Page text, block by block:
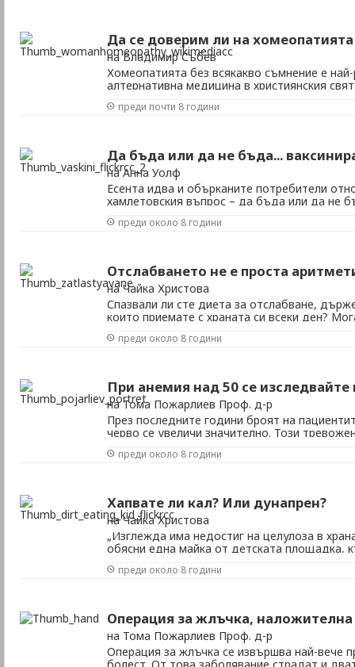
Да се доверим ли на хомеопатията
на Владимир Събев
Хомеопатията без всякакво съмнение е
алтернативна медицина в християнския
Хомеопатията е много по-стара от всички
преди почти 8 години
Да бъда или да не бъда...
на Анна Уолф
Есента идва и обърканите потребители
хамлетовския въпрос – да бъда или да не
удря на камък – поне ако четеш
преди около 8 години
Отслабването не е проста
на Чайка Христова
Спазвали ли сте диета за отслабване,
които приемате с храната си всеки ден?
да намали натрупаните през зимата слоеве
преди около 8 години
При анемия над 50 се
на Тома Пожарлиев Проф. д-р
През последните години броят на
черво се увеличи значително. Този
профилактика. Нека първо да подчертаем
преди около 8 години
Хапвате ли кал? Или дунапрен?
на Чайка Христова
„Изглежда има недостиг на целулоза в
обясни една майка от детската площадка,
кора от дърво – напоследък в столицата
преди около 8 години
Операция за жлъчка, наложителна
на Тома Пожарлиев Проф. д-р
Операция за жлъчка се извършва най-вече